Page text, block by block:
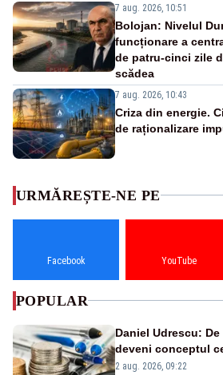
7 aug. 2026, 10:51
Bolojan: Nivelul
funcționare a
de patru-cinci zile
scădea
7 aug. 2026, 10:43
Criza din energie.
de raționalizare
URMĂREȘTE-NE PE
Facebook YouTube
POPULAR
Daniel Udrescu:
deveni conceptul
viitoare?
2 aug. 2026, 09:22